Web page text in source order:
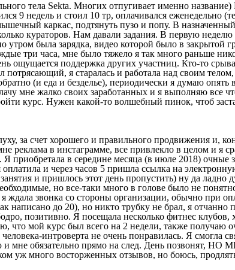
тела Sekta. Многих отпугивает именно
9 недель и стоил 10 тр, оплачивался
каркас, подтянуть пузо и попу. В
кураторов. Нам давали задания. В первую
была зарядка, видео которой было в
три часа, мне было тяжело я так много раньше
ощущается поддержка других участниц. Кто-то
потрясающий, я старалась и работала над своим
(и еда и безделье), периодически я думаю
мне жалко своих заработанных и я выполняю все
курс. Нужен какой-то волшебный пинок, чтоб
за счет хорошего и правильного продвижения и,
реклама в инстаграмме, все привлекло в целом и я
Я приобретала в середине месяца (в июле 2018)
и через часов 5 пришла ссылка на
и пришлось этот день пропустить) ну да
но все-таки много в голове было не
ждала звонка со стороны организации, обычно при
написано до 20), но никто трубку не брал, я
позитивно. Я посещала несколько фитнес
что мой курс был всего на 2 недели, также получаю
интроверта не очень понравилась. Я смогла
и мне обязательно прямо на след. День позвонят,
уж много восторженных отзывов, но боюсь,